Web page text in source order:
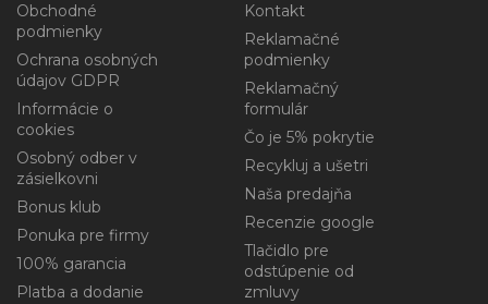
Obchodné
podmienky
Ochrana osobných
údajov GDPR
Informácie o
cookies
Osobný odber v
zásielkovni
Bonus klub
Ponuka pre firmy
100% garancia
Platba a dodanie
Kontakt
Reklamačné
podmienky
Reklamačný
formulár
Čo je 5% pokrytie
Recykluj a ušetri
Naša predajňa
Recenzie google
Tlačidlo pre
odstúpenie od
zmluvy